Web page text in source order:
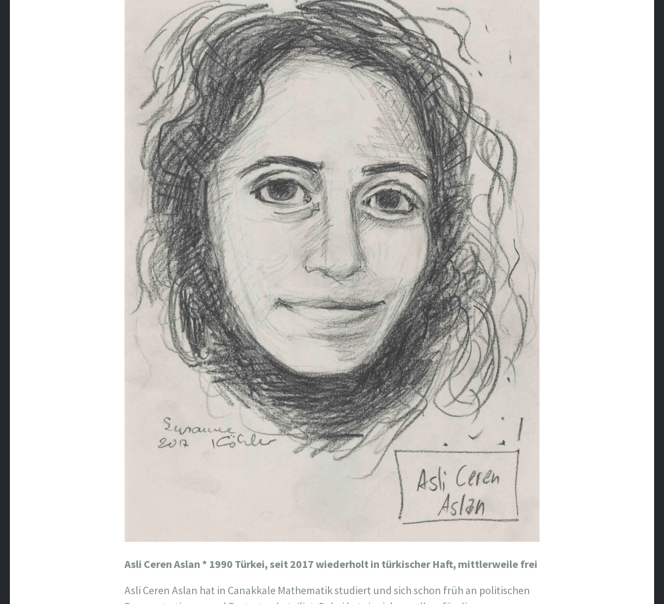
Asli Ceren Aslan * 1990 Türkei, seit 2017 wiederholt in türkischer Haft, mittlerweile frei
Asli Ceren Aslan hat in Canakkale Mathematik studiert und sich schon früh an politischen